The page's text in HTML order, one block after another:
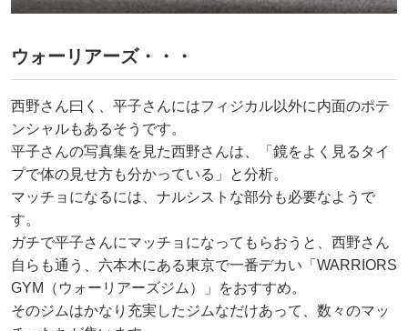
ウォーリアーズ・・・
西野さん曰く、平子さんにはフィジカル以外に内面のポテ
ンシャルもあるそうです。
平子さんの写真集を見た西野さんは、「鏡をよく見るタイ
プで体の見せ方も分かっている」と分析。
マッチョになるには、ナルシストな部分も必要なようで
す。
ガチで平子さんにマッチョになってもらおうと、西野さん
自らも通う、六本木にある東京で一番デカい「WARRIORS
GYM（ウォーリアーズジム）」をおすすめ。
そのジムはかなり充実したジムなだけあって、数々のマッ